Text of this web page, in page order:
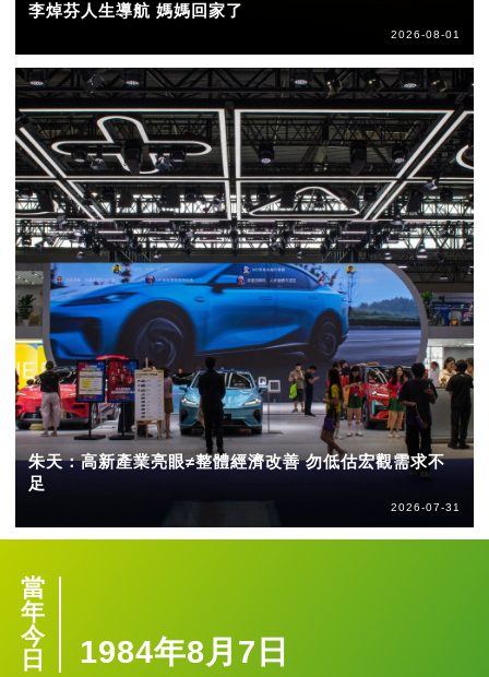
李焯芬人生導航 媽媽回家了
2026-08-01
朱天：高新產業亮眼≠整體經濟改善 勿低估宏觀需求不
足
2026-07-31
當
年
今
日
1984年8月7日